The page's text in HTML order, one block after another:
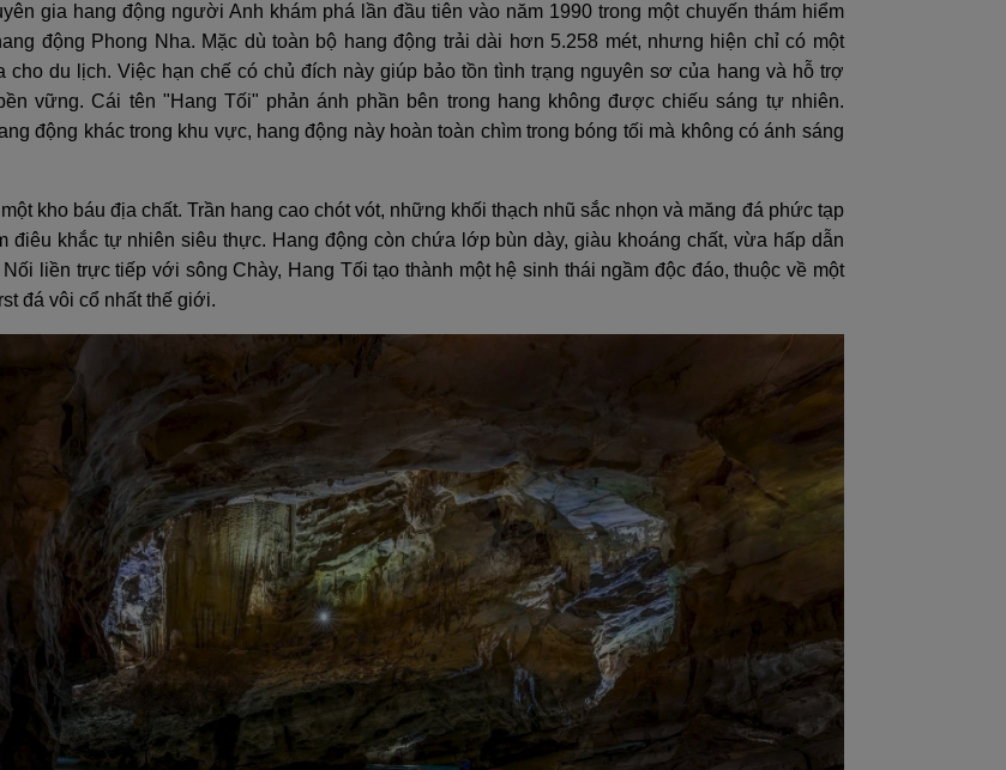
gia hang động người Anh khám phá lần đầu tiên vào năm 1990 trong một chuyến thám hiểm
động Phong Nha. Mặc dù toàn bộ hang động trải dài hơn 5.258 mét, nhưng hiện chỉ có một
du lịch. Việc hạn chế có chủ đích này giúp bảo tồn tình trạng nguyên sơ của hang và hỗ trợ
vững. Cái tên "Hang Tối" phản ánh phần bên trong hang không được chiếu sáng tự nhiên.
động khác trong khu vực, hang động này hoàn toàn chìm trong bóng tối mà không có ánh sáng
kho báu địa chất. Trần hang cao chót vót, những khối thạch nhũ sắc nhọn và măng đá phức tạp
điêu khắc tự nhiên siêu thực. Hang động còn chứa lớp bùn dày, giàu khoáng chất, vừa hấp dẫn
liền trực tiếp với sông Chày, Hang Tối tạo thành một hệ sinh thái ngầm độc đáo, thuộc về một
đá vôi cổ nhất thế giới.